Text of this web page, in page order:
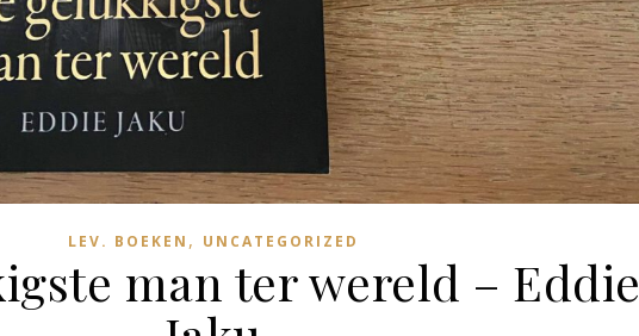
LEV. BOEKEN , UNCATEGORIZED
man ter wereld – Eddie